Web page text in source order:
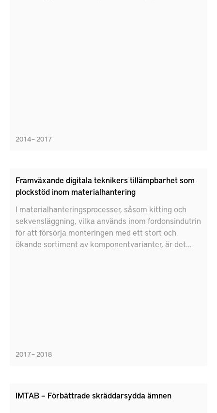
2014 – 2017
Framväxande digitala teknikers tillämpbarhet som
plockstöd inom materialhantering
I materialhanteringsprocesser, såsom kitting och
sekvensläggning, vilka används inom fordonsindutrin
för att försörja monteringen med ett stort och
ökande sortiment av komponentvarianter, är det
2017 – 2018
IMTAB – Förbättrade skräddarsydda ämnen